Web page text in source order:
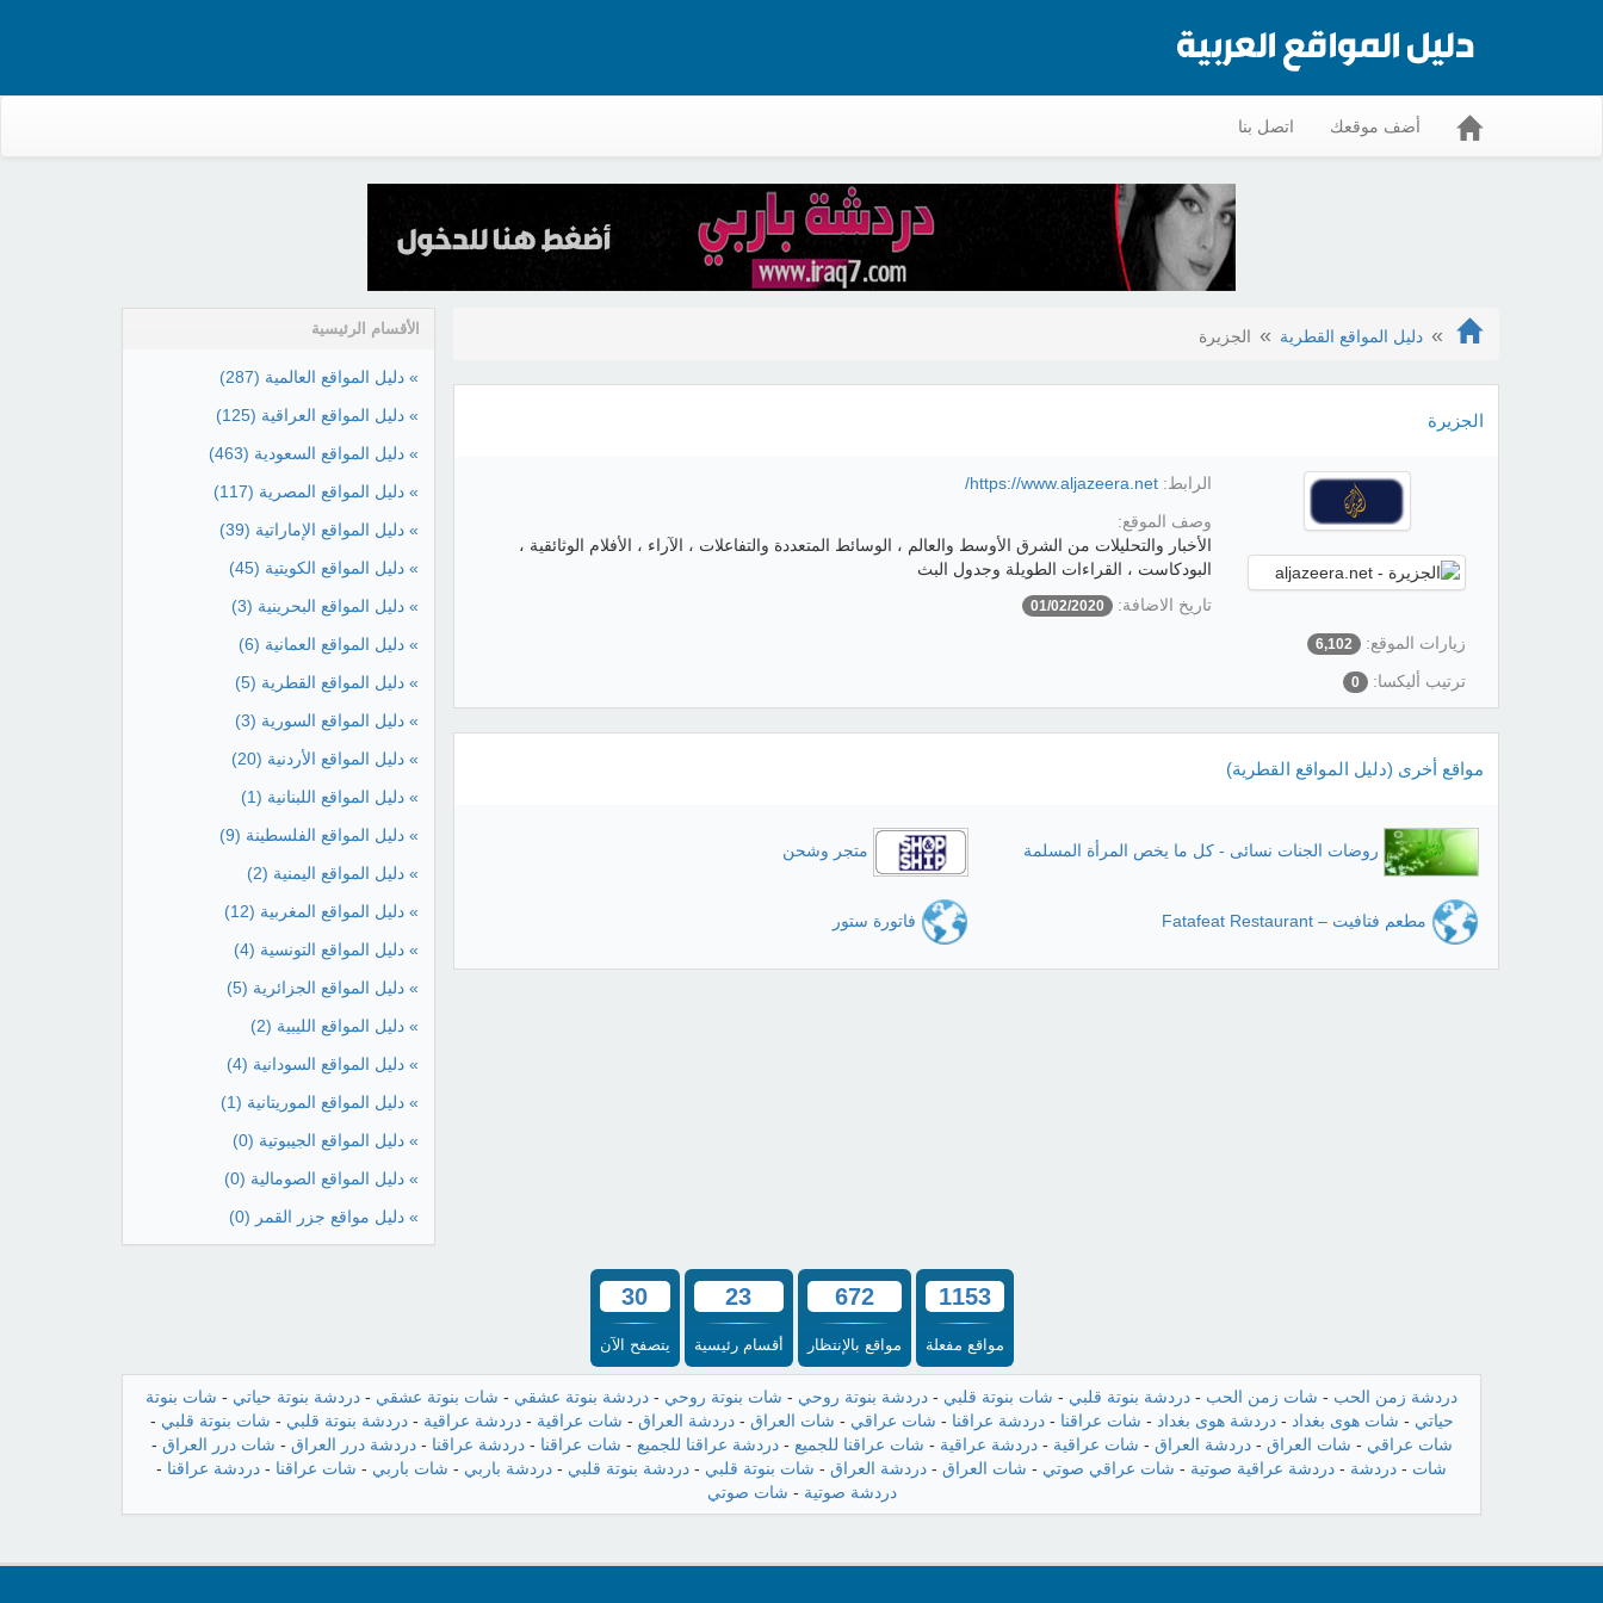
أضف موقعك اتصل بنا
دليل المواقع القطرية الجزيرة
الجزيرة
الرابط: https://www.aljazeera.net/
وصف الموقع:
الأخبار والتحليلات من الشرق الأوسط والعالم ، الوسائط المتعددة والتفاعلات ، الآراء ، الأفلام الوثائقية ،
البودكاست ، القراءات الطويلة وجدول البث
تاريخ الاضافة:
01/02/2020
زيارات الموقع: 6,102
ترتيب أليكسا: 0
مواقع أخرى (دليل المواقع القطرية)
روضات الجنات نسائى - كل ما يخص المرأة المسلمة متجر وشحن
مطعم فتافيت – Fatafeat Restaurant فاتورة ستور
الأقسام الرئيسية
» دليل المواقع العالمية (287)
» دليل المواقع العراقية (125)
» دليل المواقع السعودية (463)
» دليل المواقع المصرية (117)
» دليل المواقع الإماراتية (39)
» دليل المواقع الكويتية (45)
» دليل المواقع البحرينية (3)
» دليل المواقع العمانية (6)
» دليل المواقع القطرية (5)
» دليل المواقع السورية (3)
» دليل المواقع الأردنية (20)
» دليل المواقع اللبنانية (1)
» دليل المواقع الفلسطينة (9)
» دليل المواقع اليمنية (2)
» دليل المواقع المغربية (12)
» دليل المواقع التونسية (4)
» دليل المواقع الجزائرية (5)
» دليل المواقع الليبية (2)
» دليل المواقع السودانية (4)
» دليل المواقع الموريتانية (1)
» دليل المواقع الجيبوتية (0)
» دليل المواقع الصومالية (0)
» دليل مواقع جزر القمر (0)
1153
مواقع مفعلة
672
مواقع بالإنتظار
23
أقسام رئيسية
30
يتصفح الآن
دردشة زمن الحب - شات زمن الحب - دردشة بنوتة قلبي - شات بنوتة قلبي - دردشة بنوتة روحي - شات بنوتة روحي - دردشة بنوتة عشقي - شات بنوتة عشقي - دردشة بنوتة حياتي - شات بنوتة
حياتي - شات هوى بغداد -دردشة هوى بغداد - شات عراقنا -دردشة عراقنا - شات عراقي - شات العراق -دردشة العراق - شات عراقية -دردشة عراقية -دردشة بنوتة قلبي - شات بنوتة قلبي -
شات عراقي - شات العراق -دردشة العراق - شات عراقية -دردشة عراقية - شات عراقنا للجميع -دردشة عراقنا للجميع - شات عراقنا -دردشة عراقنا -دردشة درر العراق - شات درر العراق -
شات - دردشة - دردشة عراقية صوتية - شات عراقي صوتي - شات العراق - دردشة العراق - شات بنوتة قلبي - دردشة بنوتة قلبي - دردشة باربي - شات باربي - شات عراقنا - دردشة عراقنا -
دردشة صوتية - شات صوتي